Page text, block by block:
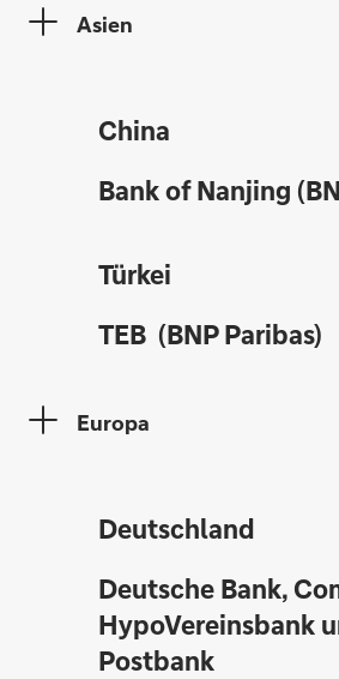
Asien
China
Bank of Nanjing
Türkei
TEB (BNP Paribas)
Europa
Deutschland
Deutsche Bank,
HypoVereinsbank
Postbank